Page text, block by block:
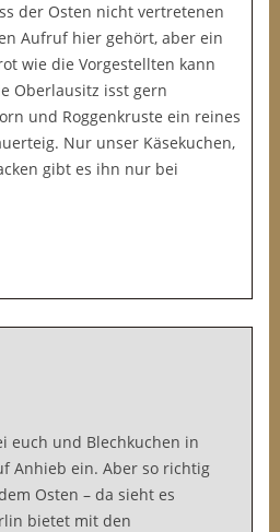
der Osten nicht vertretenen
Aufruf hier gehört, aber ein
wie die Vorgestellten kann
Oberlausitz isst gern
und Roggenkruste ein reines
Nur unser Käsekuchen,
gibt es ihn nur bei
euch und Blechkuchen in
Anhieb ein. Aber so richtig
Osten – da sieht es
bietet mit den